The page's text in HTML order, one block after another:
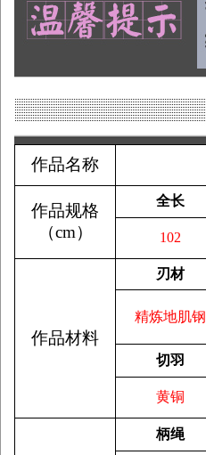
作品名称
作品规格
（cm）
全长
102
作品材料
刃材
精炼地肌钢
切羽
黄铜
柄绳